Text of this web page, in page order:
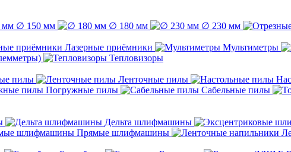
∅ 150 мм ∅ 180 мм ∅ 230 мм
Лазерные приёмники Мультиметры
Тепловизоры
пилы Ленточные пилы
Погружные пилы Сабельные пилы
Дельта шлифмашины
Прямые шлифмашины